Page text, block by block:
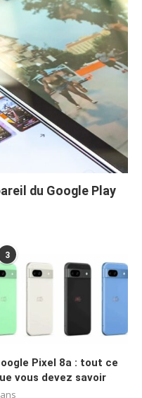
du Google Play
3
Pixel 8a : tout ce
vous devez savoir